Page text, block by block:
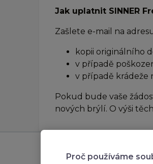
Jak uplatnit SINNER
Zašlete e-mail na
kopii originálního
v případě
v případě krádeže
Pokud bude vaše
nových brýlí. O výši
Proč používáme